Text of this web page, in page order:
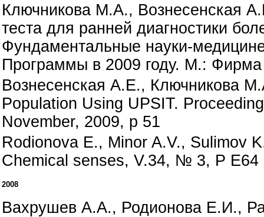
Ключникова М.А., Вознесенская
теста для ранней диагностики
Фундаментальные науки-
Программы в 2009 году. М.:
Вознесенская А.Е., Ключникова
Population Using UPSIT.
November, 2009, p 51
Rodionova E., Minor A.V., Sulimov
Chemical senses, V.34, № 3, P E64
2008
Вахрушев А.А., Родионова Е.И.,